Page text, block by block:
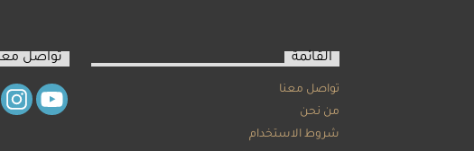
تواصل القائمة
تواصل معنا
من نحن
شروط الاستخدام